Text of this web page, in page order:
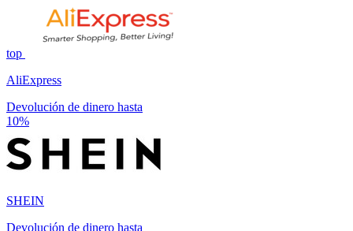
top
AliExpress
Devolución de dinero hasta
10%
SHEIN
Devolución de dinero hasta